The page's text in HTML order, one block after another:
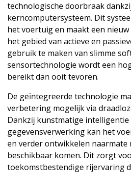
technologische doorbraak
kerncomputersysteem. Dit
het voertuig en maakt een
het gebied van actieve en
gebruik te maken van slimme
sensortechnologie wordt een
bereikt dan ooit tevoren.
De geïntegreerde technologie
verbetering mogelijk via
Dankzij kunstmatige intelligentie
gegevensverwerking kan het
en verder ontwikkelen naarmate
beschikbaar komen. Dit zorgt
toekomstbestendige rijervaring